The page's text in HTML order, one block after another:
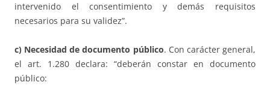
intervenido el consentimiento y demás requisitos
necesarios para su validez”.
c) Necesidad de documento público. Con carácter general,
el art. 1.280 declara: “deberán constar en documento
público: